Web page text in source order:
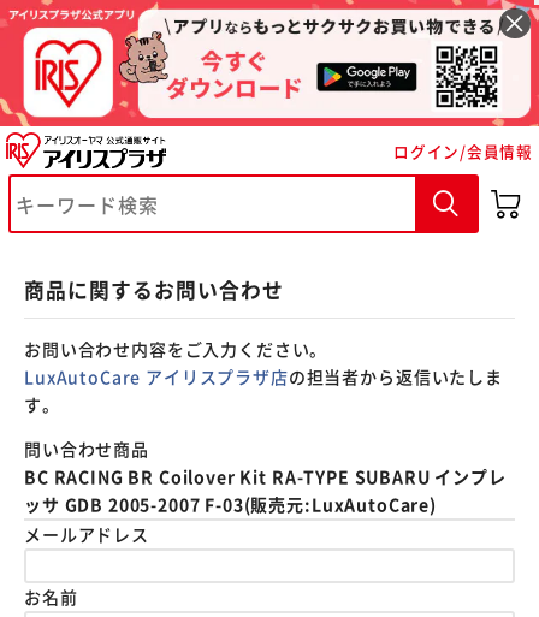
ログイン/会員情報
商品に関するお問い合わせ
お問い合わせ内容をご入力ください。
LuxAutoCare アイリスプラザ店の担当者から返信いたしま
す。
問い合わせ商品
BC RACING BR Coilover Kit RA-TYPE SUBARU インプレ
ッサ GDB 2005-2007 F-03(販売元:LuxAutoCare)
メールアドレス
お名前
※ご確認ください